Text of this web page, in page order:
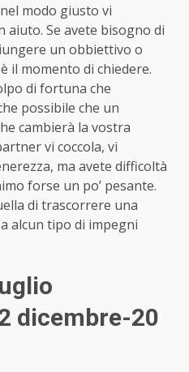
modo giusto vi
Se avete bisogno di
un obbiettivo o
il momento di chiedere.
di fortuna che
possibile che un
cambierà la vostra
vi coccola, vi
ma avete difficoltà
forse un po’ pesante.
di trascorrere una
alcun tipo di impegni
dicembre-20